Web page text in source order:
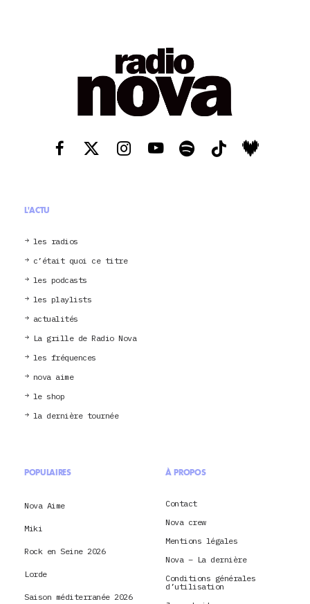
L'ACTU
les radios
c’était quoi ce titre
les podcasts
les playlists
actualités
La grille de Radio Nova
les fréquences
nova aime
le shop
la dernière tournée
POPULAIRES
Nova Aime
Miki
Rock en Seine 2026
Lorde
Saison méditerranée 2026
À PROPOS
Contact
Nova crew
Mentions légales
Nova – La dernière
Conditions générales
d’utilisation